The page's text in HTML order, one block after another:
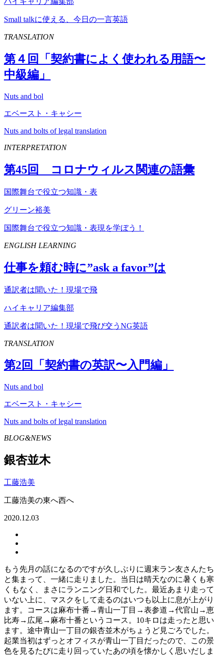
Small talkに使える、今日の一言英語
TRANSLATION
第４回「契約書によく使われる用語〜
中級編」
Nuts and bol
エベースト・キャシー
Nuts and bolts of legal translation
INTERPRETATION
第45回 コロナウィルス関連の語彙
国際舞台で役立つ知識・表
グリーン裕美
国際舞台で役立つ知識・表現を学ぼう！
ENGLISH LEARNING
仕事を頼む時に”ask a favor”は
通訳者は聞いた！現場で飛
ハイキャリア編集部
通訳者は聞いた！現場で飛び交うNG英語
TRANSLATION
第2回「契約書の英訳〜入門編」
Nuts and bol
エベースト・キャシー
Nuts and bolts of legal translation
BLOG&NEWS
銀杏並木
工藤浩美
工藤浩美の東へ西へ
2020.12.03
もう先月の話になるのですが久しぶりに週末ラン友さんたち
と集まって、一緒に走りました。当日は晴天なのに暑くも寒
くもなく、まさにランニング日和でした。最近あまり走って
いない上に、マスクをして走るのはいつも以上に息が上がり
ます。コースは麻布十番→青山一丁目→表参道→代官山→恵
比寿→広尾→麻布十番というコース。10キロは走ったと思い
ます。途中青山一丁目の銀杏並木がちょうど見ごろでした。
起業当初はずっとオフィスが青山一丁目だったので、この景
色を見るたびに走り回っていたあの頃を懐かしく思いだしま